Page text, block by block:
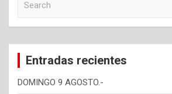
c
Entradas recientes
DOMINGO 9 AGOSTO.-